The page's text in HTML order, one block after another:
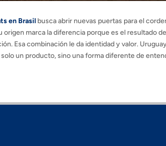
en Brasil busca abrir nuevas puertas para el
origen marca la diferencia porque es el resultado
Esa combinación le da identidad y valor.
solo un producto, sino una forma diferente de